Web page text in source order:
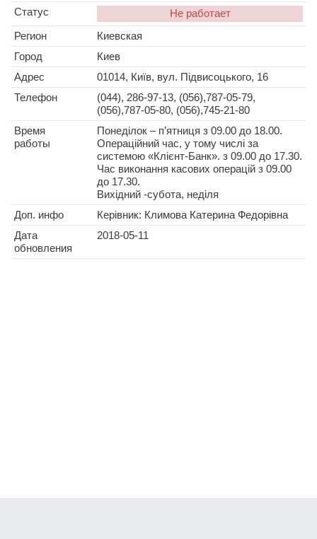
Статус
Не работает
Регион
Киевская
Город
Киев
Адрес
01014, Київ, вул. Підвисоцького, 16
Телефон
(044), 286-97-13, (056),787-05-79,
(056),787-05-80, (056),745-21-80
Время
работы
Понеділок – п’ятниця з 09.00 до 18.00.
Операційний час, у тому числі за
системою «Клієнт-Банк». з 09.00 до 17.30.
Час виконання касових операцій з 09.00
до 17.30.
Вихідний -cубота, неділя
Доп. инфо
Керівник: Климова Катерина Федорівна
Дата
обновления
2018-05-11